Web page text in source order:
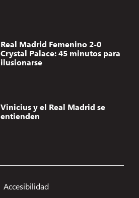
Real Madrid Femenino 2-0
Crystal Palace: 45 minutos para
ilusionarse
Vinicius y el Real Madrid se
entienden
Accesibilidad